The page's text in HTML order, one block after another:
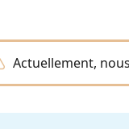
Actuellement,